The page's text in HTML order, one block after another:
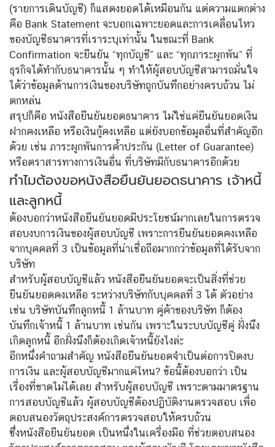
(รายการเดินบัญชี) ก็แสดงยอดได้เหมือนกัน แต่ความแตกต่าง
คือ Bank Statement จะบอกเฉพาะยอดและการเคลื่อนไหว
ของบัญชีธนาคารที่เราระบุเท่านั้น ในขณะที่ Bank
Confirmation จะยืนยัน “ทุกบัญชี” และ “ทุกภาระผูกพัน” ที่
ธุรกิจได้ทำกับธนาคารนั้น ๆ ทำให้ผู้สอบบัญชีสามารถมั่นใจ
ได้ว่าข้อมูลด้านการเงินของบริษัทถูกบันทึกอย่างครบถ้วน ไม่
ตกหล่น
สรุปก็คือ หนังสือยืนยันยอดธนาคาร ไม่ใช่แค่ยืนยันยอดเงิน
ฝากคงเหลือ หรือเงินกู้คงเหลือ แต่ยังบอกข้อมูลอื่นที่สำคัญอีก
ด้วย เช่น ภาระผูกพันการค้ำประกัน (Letter of Guarantee)
หรือตราสารทางการเงินอื่น ที่บริษัทมีกับธนาคารอีกด้วย
ทำไมต้องขอหนังสือยืนยันยอดธนาคาร เจ้าหนี้
และลูกหนี้
ต้องบอกว่าหนังสือยืนยันยอดมีประโยชน์มากเลยในการตรวจ
สอบงบการเงินของผู้สอบบัญชี เพราะการยืนยันยอดคงเหลือ
จากบุคคลที่ 3 เป็นข้อมูลที่น่าเชื่อถือมากกว่าข้อมูลที่ได้รับจาก
บริษัท
สำหรับผู้สอบบัญชีแล้ว หนังสือยืนยันยอดจะเป็นสิ่งที่ช่วย
ยืนยันยอดคงเหลือ ระหว่างบริษัทกับบุคคลที่ 3 ได้ ตัวอย่าง
เช่น บริษัทบันทึกลูกหนี้ 1 ล้านบาท คู่ค้าของบริษัท ก็ต้อง
บันทึกเจ้าหนี้ 1 ล้านบาท เช่นกัน เพราะในระบบบัญชีคู่ ฝั่งนึง
เกิดลูกหนี้ อีกฝั่งนึงก็ต้องเกิดเจ้าหนี้ยังไงล่ะ
อีกหนึ่งคำถามสำคัญ หนังสือยืนยันยอดจำเป็นต่อการปิดงบ
การเงิน และผู้สอบบัญชีมากแค่ไหน? ข้อนี้ต้องบอกว่า เป็น
เรื่องที่ขาดไม่ได้เลย สำหรับผู้สอบบัญชี เพราะตามมาตรฐาน
การสอบบัญชีแล้ว ผู้สอบบัญชีต้องปฏิบัติงานตรวจสอบ เพื่อ
ตอบสนองวัตถุประสงค์การตรวจสอบให้ครบถ้วน
ซึ่งหนังสือยืนยันยอด เป็นหนึ่งในเครื่องมือ ที่ช่วยตอบสนอง